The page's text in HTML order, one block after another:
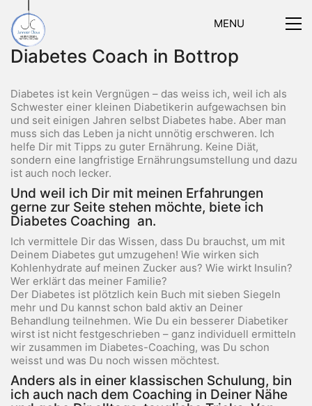
MENU
Diabetes Coach in Bottrop
Diabetes ist kein Vergnügen – das weiss ich, weil ich als
Schwester einer kleinen Diabetikerin aufgewachsen bin
und seit einigen Jahren selbst Diabetes habe. Aber man
muss sich das Leben ja nicht unnötig erschweren. Ich
helfe Dir mit Tipps zu guter Ernährung. Keine Diät,
sondern eine langfristige Ernährungsumstellung und dazu
ist auch noch lecker.
Und weil ich Dir mit meinen Erfahrungen
gerne zur Seite stehen möchte, biete ich
Diabetes Coaching an.
Ich vermittele Dir das Wissen, dass Du brauchst, um mit
Deinem Diabetes gut umzugehen! Wie wirken sich
Kohlenhydrate auf meinen Zucker aus? Wie wirkt Insulin?
Wer erklärt das meiner Familie?
Der Diabetes ist plötzlich kein Buch mit sieben Siegeln
mehr und Du kannst schon bald aktiv an Deiner
Behandlung teilnehmen. Wie Du ein besserer Diabetiker
wirst ist nicht festgeschrieben – ganz individuell ermitteln
wir zusammen im Diabetes-Coaching, was Du schon
weisst und was Du noch wissen möchtest.
Anders als in einer klassischen Schulung, bin
ich auch nach dem Coaching in Deiner Nähe